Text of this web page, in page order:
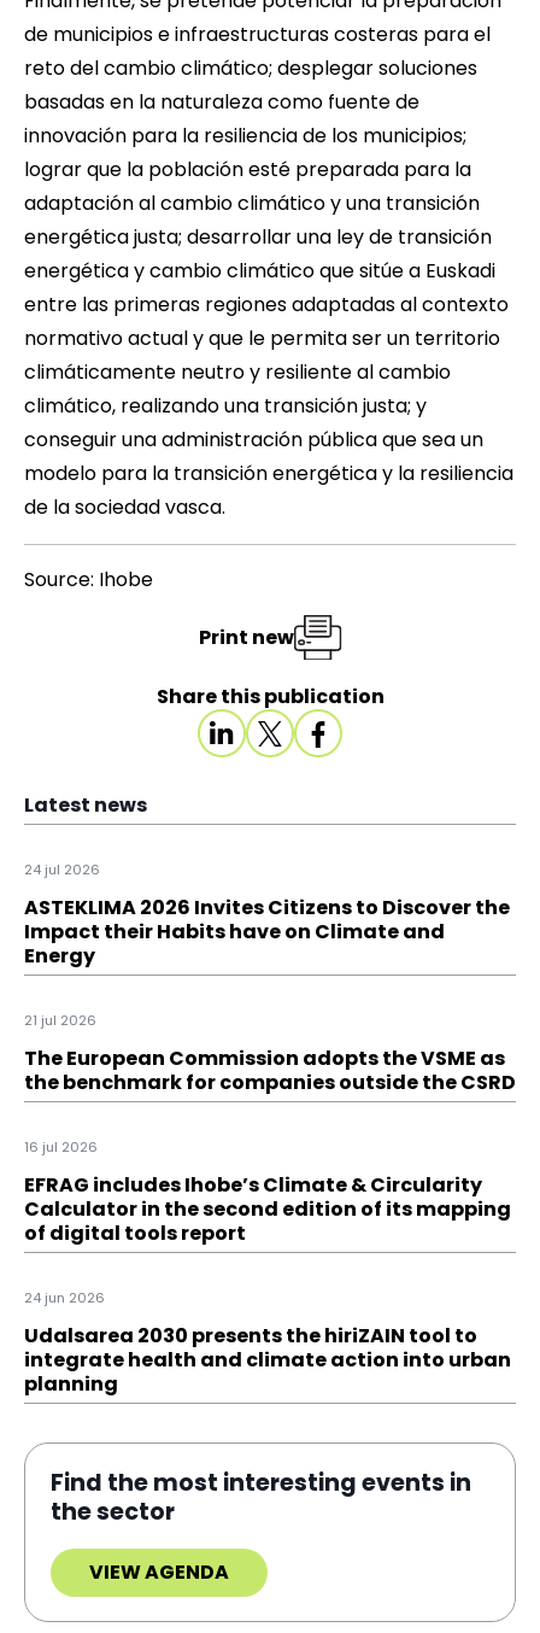
de municipios e infraestructuras costeras para el
reto del cambio climático; desplegar soluciones
basadas en la naturaleza como fuente de
innovación para la resiliencia de los municipios;
lograr que la población esté preparada para la
adaptación al cambio climático y una transición
energética justa; desarrollar una ley de transición
energética y cambio climático que sitúe a Euskadi
entre las primeras regiones adaptadas al contexto
normativo actual y que le permita ser un territorio
climáticamente neutro y resiliente al cambio
climático, realizando una transición justa; y
conseguir una administración pública que sea un
modelo para la transición energética y la resiliencia
de la sociedad vasca.
Source: Ihobe
Share this publication
Print new
Latest news
24 jul 2026
ASTEKLIMA 2026 Invites Citizens to Discover the
Impact their Habits have on Climate and
Energy
21 jul 2026
The European Commission adopts the VSME as
the benchmark for companies outside the CSRD
16 jul 2026
EFRAG includes Ihobe’s Climate & Circularity
Calculator in the second edition of its mapping
of digital tools report
24 jun 2026
Udalsarea 2030 presents the hiriZAIN tool to
integrate health and climate action into urban
planning
Find the most interesting events in
the sector
VIEW AGENDA